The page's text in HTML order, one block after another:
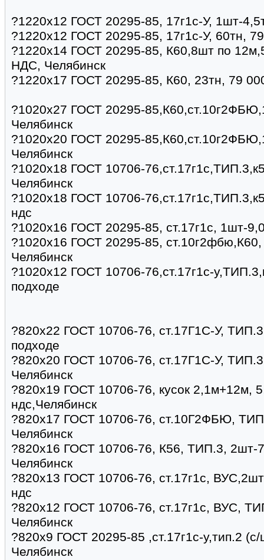
?1220х12 ГОСТ 20295-85, 17г1с-У, 1шт-
?1220х12 ГОСТ 20295-85, 17г1с-У, 60тн,
?1220х14 ГОСТ 20295-85, К60,8шт по
НДC, Челябинск
?1220х17 ГОСТ 20295-85, К60, 23тн, 79
?1020х27 ГОСТ 20295-
Челябинск
?1020х20 ГОСТ 20295-
Челябинск
?1020х18 ГОСТ 10706-
Челябинск
?1020х18 ГОСТ 10706-
ндс
?1020х16 ГОСТ 20295-85, ст.17г1с, 1шт-
?1020х16 ГОСТ 20295-85,
Челябинск
?1020х12 ГОСТ 10706-76,ст.17г1с-
подходе
?820х22 ГОСТ 10706-76, ст.17Г1С-У,
подходе
?820х20 ГОСТ 10706-76, ст.17Г1С-У,
Челябинск
?820х19 ГОСТ 10706-76, кусок 2,1м+12м,
ндс,Челябинск
?820х17 ГОСТ 10706-76, ст.10Г2ФБЮ,
Челябинск
?820х16 ГОСТ 10706-76, К56, ТИП.3, 2шт-
Челябинск
?820х13 ГОСТ 10706-76, ст.17г1с,
ндс
?820х12 ГОСТ 10706-76, ст.17г1с, ВУС,
Челябинск
?820x9 ГОСТ 20295-85 ,ст.17г1с-у,тип.2
Челябинск